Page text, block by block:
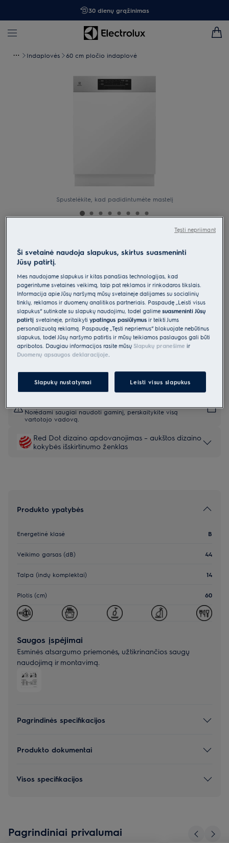
30 dienų grąžinimas
Indaplovės 60 cm pločio indaplovė
Spustelėkite, kad padidintumėte mastelį
Montuojama indaplovė 60 cm 600
serija SmartSelect
0 (0)
Gaminio informacijos lapas
Pagrindiniai privalumai
600 serijos indaplovės siūlo didesnę purškimo aprėptį ir pakrovimo
galimybes.
Su „TimeSet“ pasirinkite tik ciklo trukmę – nebereikia rinktis programos
Galingas, dvigubas besisukantis purkštuvas su „360Clean“
nuodugniam plovimui.
Norėdami saugiai naudoti gaminį, perskaitykite visą
vartotojo vadovą.
Red Dot dizaino apdovanojimas – aukštos dizaino
kokybės išskirtinumo ženklas
Produkto ypatybės
Energetinė klasė B
Veikimo garsas (dB) 44
Talpa (indų komplektai) 14
Plotis (cm) 60
Saugos įspėjimai
Esminės atsargumo priemonės, užtikrinančios saugų
naudojimą ir montavimą.
Pagrindinės specifikacijos
Produkto dokumentai
Visos specifikacijos
Pagrindiniai privalumai
Ši svetainė naudoja slapukus, skirtus suasmeninti
Jūsų patirtį.
Mes naudojame slapukus ir kitas panašias technologijas, kad
pagerintume svetainės veikimą, taip pat reklamos ir rinkodaros tikslais.
Informacija apie Jūsų naršymą mūsų svetainėje dalijamės su socialinių
tinklų, reklamos ir duomenų analitikos partneriais. Paspaudę „Leisti visus
slapukus“ sutinkate su slapukų naudojimu, todėl galimesuasmeninti Jūsų
patirtįsvetainėje, pritaikytiypatingus pasiūlymus ir teikti Jums
personalizuotą reklamą. Paspaudę „Tęsti nepriėmus“ blokuojate nebūtinus
slapukus, todėl Jūsų naršymo patirtis ir mūsų teikiamos paslaugos gali būti
apribotos. Daugiau informacijos rasite mūsų Slapukų pranešime ir
Duomenų apsaugos deklaracijoje
Slapukų nustatymai Leisti visus slapukus
Tęsti nepriimant